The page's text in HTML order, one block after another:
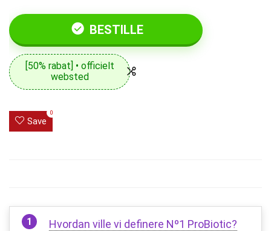
BESTILLE
[50% rabat] • officielt
websted
Save
0
Hvordan ville vi definere Nº1 ProBiotic?